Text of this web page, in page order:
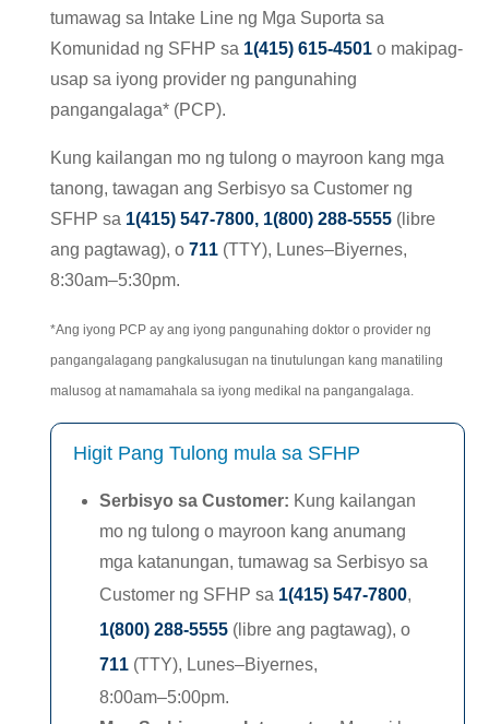
tumawag sa Intake Line ng Mga Suporta sa
Komunidad ng SFHP sa 1(415) 615-4501 o makipag-
usap sa iyong provider ng pangunahing
pangangalaga* (PCP).
Kung kailangan mo ng tulong o mayroon kang mga
tanong, tawagan ang Serbisyo sa Customer ng
SFHP sa 1(415) 547-7800, 1(800) 288-5555 (libre
ang pagtawag), o711 (TTY), Lunes–Biyernes,
8:30am–5:30pm.
*Ang iyong PCP ay ang iyong pangunahing doktor o provider ng
pangangalagang pangkalusugan na tinutulungan kang manatiling
malusog at namamahala sa iyong medikal na pangangalaga.
Higit Pang Tulong mula sa SFHP
Serbisyo sa Customer: Kung kailangan
mo ng tulong o mayroon kang anumang
mga katanungan, tumawag sa Serbisyo sa
Customer ng SFHP sa 1(415) 547-7800,
1(800) 288-5555 (libre ang pagtawag), o
711 (TTY), Lunes–Biyernes,
8:00am–5:00pm.